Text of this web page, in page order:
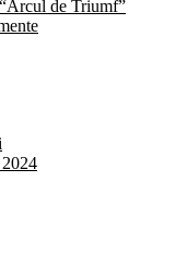
de Triumf”